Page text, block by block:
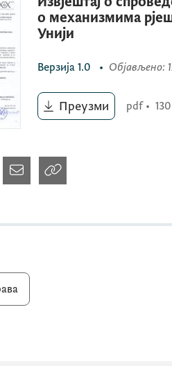
о механизмима
Унији
Верзија 1.0 • Објављено:
Преузми pdf •